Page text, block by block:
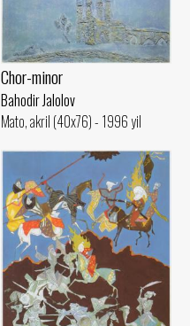
Chor-minor
Bahodir Jalolov
Mato, akril (40x76) - 1996 yil